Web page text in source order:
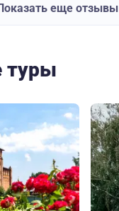
еще отзывы
туры